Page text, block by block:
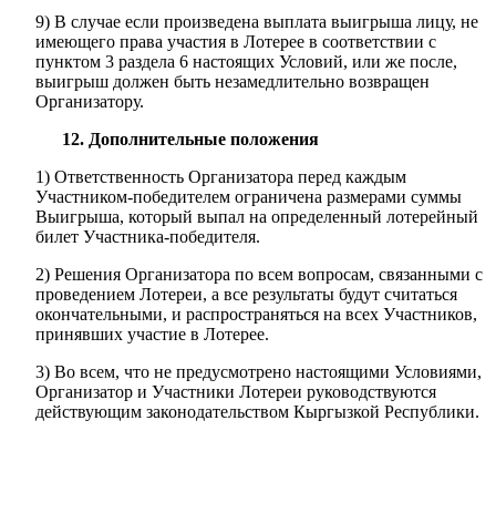
9) В случае если произведена выплата выигрыша лицу, не
имеющего права участия в Лотерее в соответствии с
пунктом 3 раздела 6 настоящих Условий, или же после,
выигрыш должен быть незамедлительно возвращен
Организатору.
12. Дополнительные положения
1) Ответственность Организатора перед каждым
Участником-победителем ограничена размерами суммы
Выигрыша, который выпал на определенный лотерейный
билет Участника-победителя.
2) Решения Организатора по всем вопросам, связанными с
проведением Лотереи, а все результаты будут считаться
окончательными, и распространяться на всех Участников,
принявших участие в Лотерее.
3) Во всем, что не предусмотрено настоящими Условиями,
Организатор и Участники Лотереи руководствуются
действующим законодательством Кыргызкой Республики.